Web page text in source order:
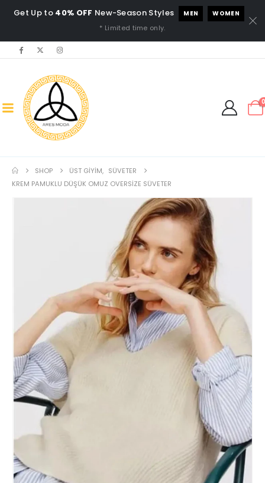
Get Up to 40% OFF New-Season Styles MEN WOMEN
* Limited time only.
SHOP ÜST GIYIM, SÜVETER
KREM PAMUKLU DÜŞÜK OMUZ OVERSIZE SÜVETER